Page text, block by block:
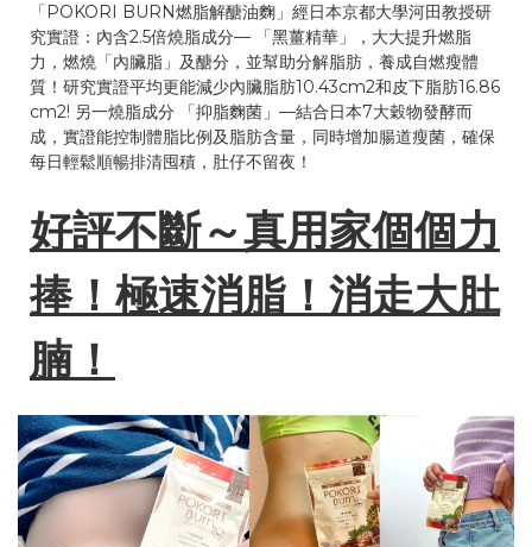
「POKORI BURN燃脂解醣油麴」經日本京都大學河田教授研
究實證：內含2.5倍燒脂成分— 「黑薑精華」，大大提升燃脂
力，燃燒「內臟脂」及醣分，並幫助分解脂肪，養成自燃瘦體
質！研究實證平均更能減少內臟脂肪10.43cm2和皮下脂肪16.86
cm2! 另一燒脂成分 「抑脂麴菌」—結合日本7大穀物發酵而
成，實證能控制體脂比例及脂肪含量，同時增加腸道瘦菌，確保
每日輕鬆順暢排清囤積，肚仔不留夜！
好評不斷～真用家個個力
捧！極速消脂！消走大肚
腩！